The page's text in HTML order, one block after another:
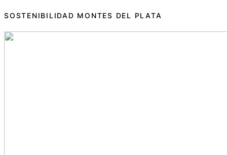
SOSTENIBILIDAD MONTES DEL PLATA